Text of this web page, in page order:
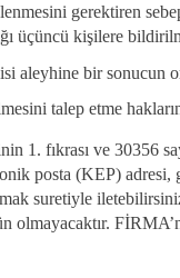
gerektiren
üçüncü kişilere
aleyhine bir sonucun
talep etme
1. fıkrası ve 30356
posta (KEP)
suretiyle
olmayacaktır.